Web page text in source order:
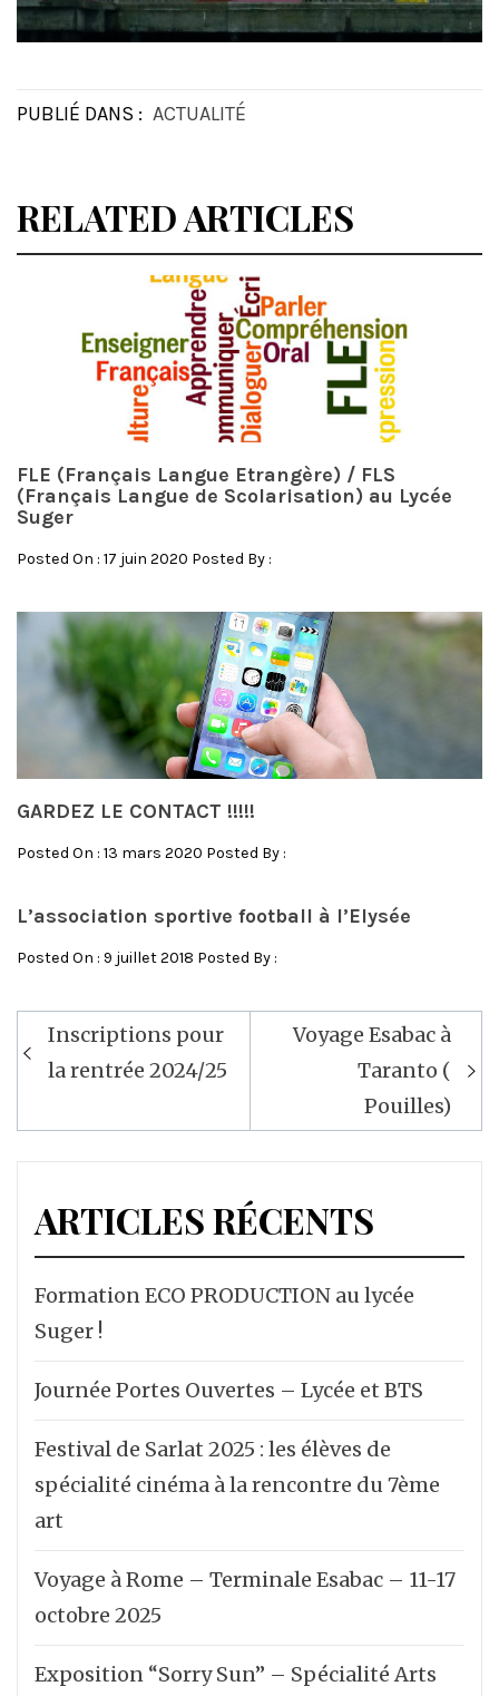
PUBLIÉ DANS : ACTUALITÉ
RELATED ARTICLES
FLE (Français Langue Etrangère) / FLS
(Français Langue de Scolarisation) au Lycée
Suger
Posted On : 17 juin 2020 Posted By :
GARDEZ LE CONTACT !!!!!
Posted On : 13 mars 2020 Posted By :
L’association sportive football à l’Elysée
Posted On : 9 juillet 2018 Posted By :
Navigation
de
l’article
Inscriptions pour
la rentrée 2024/25
Voyage Esabac à
Taranto (
Pouilles)
ARTICLES RÉCENTS
Formation ECO PRODUCTION au lycée
Suger !
Journée Portes Ouvertes – Lycée et BTS
Festival de Sarlat 2025 : les élèves de
spécialité cinéma à la rencontre du 7ème
art
Voyage à Rome – Terminale Esabac – 11-17
octobre 2025
Exposition “Sorry Sun” – Spécialité Arts